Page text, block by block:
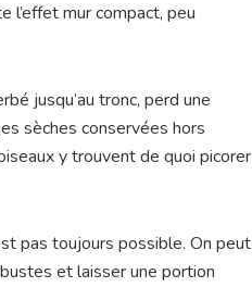
l’effet mur compact, peu
jusqu’au tronc, perd une
sèches conservées hors
y trouvent de quoi picorer
pas toujours possible. On peut
et laisser une portion